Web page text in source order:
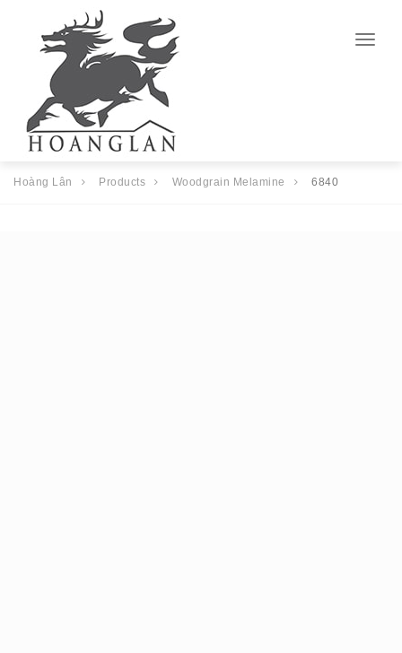
Hoàng Lân Products Woodgrain Melamine 6840